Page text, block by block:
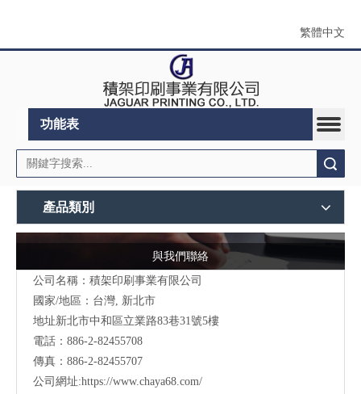
繁體中文
功能表
產品類別
與我們聯絡
公司名稱：積架印刷事業有限公司
國家/地區：台灣, 新北市
地址新北市中和區立業路83巷31號5樓
電話：886-2-82455708
傳真：886-2-82455707
公司網址:https://www.chaya68.com/